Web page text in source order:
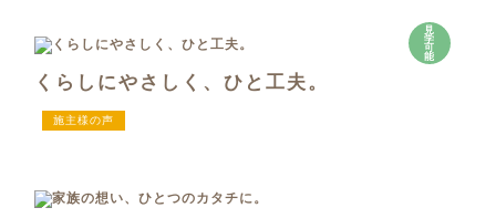
見
学
可
能
くらしにやさしく、ひと工夫。
施主様の声